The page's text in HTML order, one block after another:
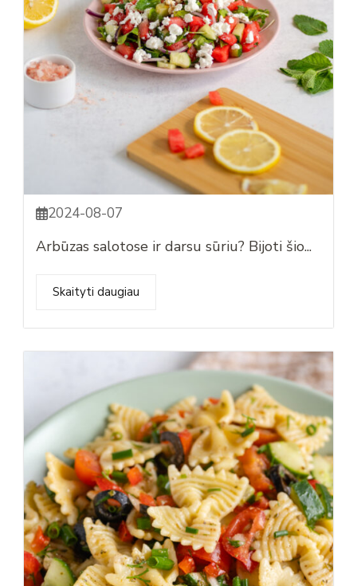
2024-08-07
Arbūzas salotose ir darsu sūriu? Bijoti šio...
Skaityti daugiau